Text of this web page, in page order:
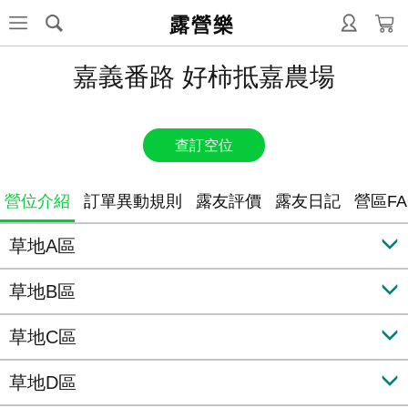
露營樂
嘉義番路 好柿抵嘉農場
查訂空位
營位介紹 訂單異動規則 露友評價 露友日記 營區
草地A區
草地B區
草地C區
草地D區